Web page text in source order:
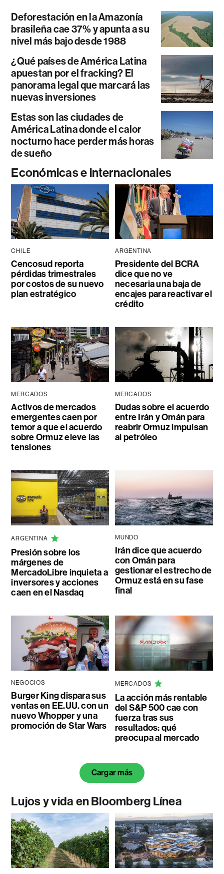
Deforestación en la Amazonía
brasileña cae 37% y apunta a su
nivel más bajo desde 1988
¿Qué países de América Latina
apuestan por el fracking? El
panorama legal que marcará las
nuevas inversiones
Estas son las ciudades de
América Latina donde el calor
nocturno hace perder más horas
de sueño
Económicas e internacionales
CHILE
Cencosud reporta
pérdidas trimestrales
por costos de su nuevo
plan estratégico
ARGENTINA
Presidente del BCRA
dice que no ve
necesaria una baja de
encajes para reactivar el
crédito
MERCADOS
Activos de mercados
emergentes caen por
temor a que el acuerdo
sobre Ormuz eleve las
tensiones
MERCADOS
Dudas sobre el acuerdo
entre Irán y Omán para
reabrir Ormuz impulsan
al petróleo
ARGENTINA
Presión sobre los
márgenes de
MercadoLibre inquieta a
inversores y acciones
caen en el Nasdaq
MUNDO
Irán dice que acuerdo
con Omán para
gestionar el estrecho de
Ormuz está en su fase
final
NEGOCIOS
Burger King dispara sus
ventas en EE.UU. con un
nuevo Whopper y una
promoción de Star Wars
MERCADOS
La acción más rentable
del S&P 500 cae con
fuerza tras sus
resultados: qué
preocupa al mercado
Cargar más
Lujos y vida en Bloomberg Línea